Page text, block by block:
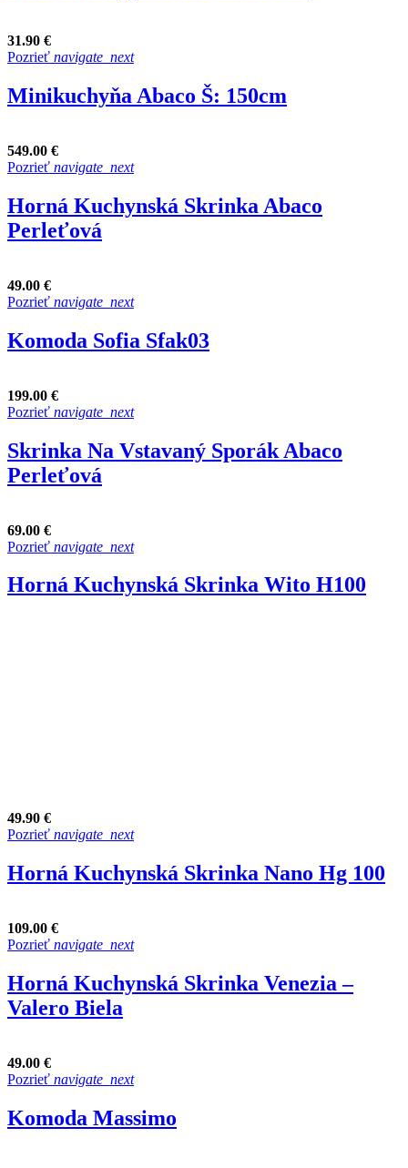
31.90 €
Pozrieť navigate_next
Minikuchyňa Abaco Š: 150cm
549.00 €
Pozrieť navigate_next
Horná Kuchynská Skrinka Abaco
Perleťová
49.00 €
Pozrieť navigate_next
Komoda Sofia Sfak03
199.00 €
Pozrieť navigate_next
Skrinka Na Vstavaný Sporák Abaco
Perleťová
69.00 €
Pozrieť navigate_next
Horná Kuchynská Skrinka Wito H100
49.90 €
Pozrieť navigate_next
Horná Kuchynská Skrinka Nano Hg 100
109.00 €
Pozrieť navigate_next
Horná Kuchynská Skrinka Venezia –
Valero Biela
49.00 €
Pozrieť navigate_next
Komoda Massimo